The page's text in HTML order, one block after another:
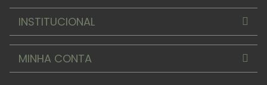
INSTITUCIONAL
MINHA CONTA